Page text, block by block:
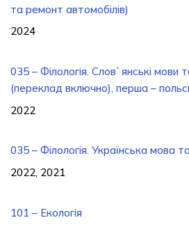
та ремонт автомобілів)
2024
035 – Філологія. Слов`янські мови
(переклад включно), перша –
2022
035 – Філологія. Українська мова
2022, 2021
101 – Екологія